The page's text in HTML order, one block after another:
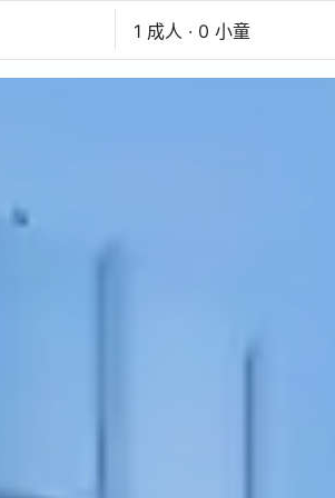
1 成人 · 0 小童